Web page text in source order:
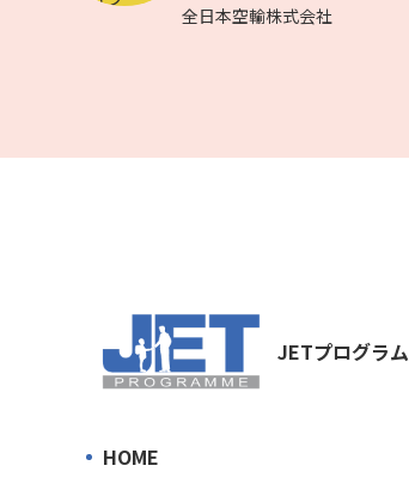
全日本空輸株式会社
JETプログラム
HOME